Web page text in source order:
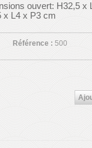
ouvert: H32,5 x
x L4 x P3 cm
Référence : 500